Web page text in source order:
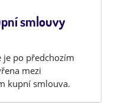
smlouvy
je po předchozím
mezi
kupní smlouva.